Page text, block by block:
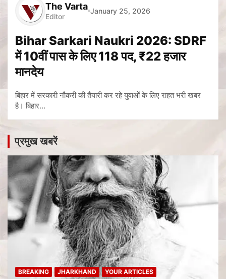
The Varta
Editor
January 25, 2026
Bihar Sarkari Naukri 2026: SDRF
में 10वीं पास के लिए 118 पद, ₹22 हजार
मानदेय
बिहार में सरकारी नौकरी की तैयारी कर रहे युवाओं के लिए राहत भरी खबर
है। बिहार…
प्रमुख खबरें
BREAKING JHARKHAND YOUR ARTICLES